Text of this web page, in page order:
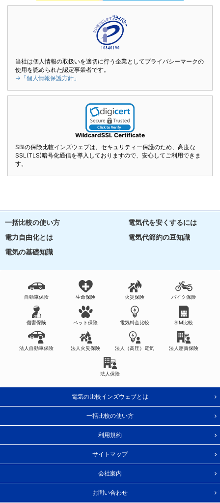
当社は個人情報の取扱いを適切に行う企業としてプライバシーマークの
使用を認められた認定事業者です。
→「個人情報保護方針」
WildcardSSL Certificate
SBIの保険比較インズウェブは、セキュリティー保護のため、高度な
SSL(TLS)暗号化通信を導入しておりますので、安心してご利用できま
す。
一括比較の使い方
電気代を安くするには
電力自由化とは
電気代節約の豆知識
電気の基礎知識
自動車保険 生命保険 火災保険 バイク保険
傷害保険 ペット保険 電気料金比較 SIM比較
法人自動車保険 法人火災保険 法人（高圧）電気 法人賠責保険
法人保険
電気の比較インズウェブとは
一括比較の使い方
利用規約
サイトマップ
会社案内
お問い合わせ